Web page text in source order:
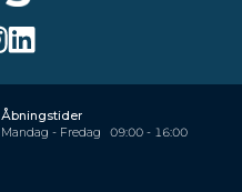
Åbningstider
Mandag - Fredag
09:00 - 16:00